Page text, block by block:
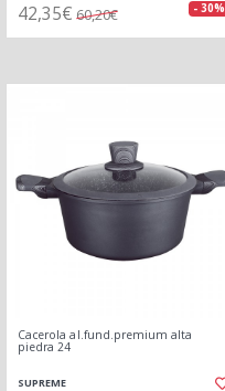
42,35€ 60,20€ - 30%
Cacerola al.fund.premium alta
piedra 24
SUPREME